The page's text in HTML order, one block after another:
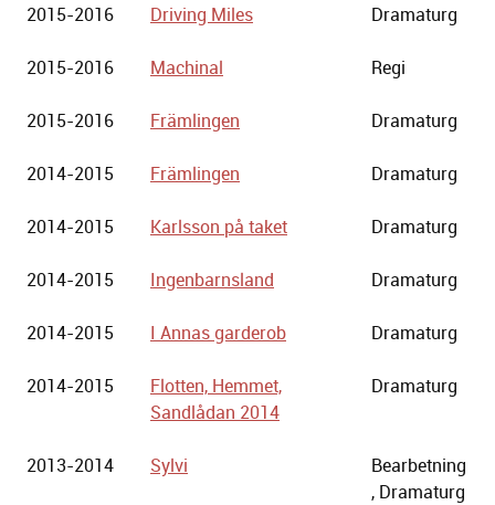
2015-2016 Driving Miles Dramaturg
2015-2016 Machinal Regi
2015-2016 Främlingen Dramaturg
2014-2015 Främlingen Dramaturg
2014-2015 Karlsson på taket Dramaturg
2014-2015 Ingenbarnsland Dramaturg
2014-2015 I Annas garderob Dramaturg
2014-2015
Flotten, Hemmet,
Sandlådan 2014
Dramaturg
2013-2014 Sylvi
Bearbetning
, Dramaturg